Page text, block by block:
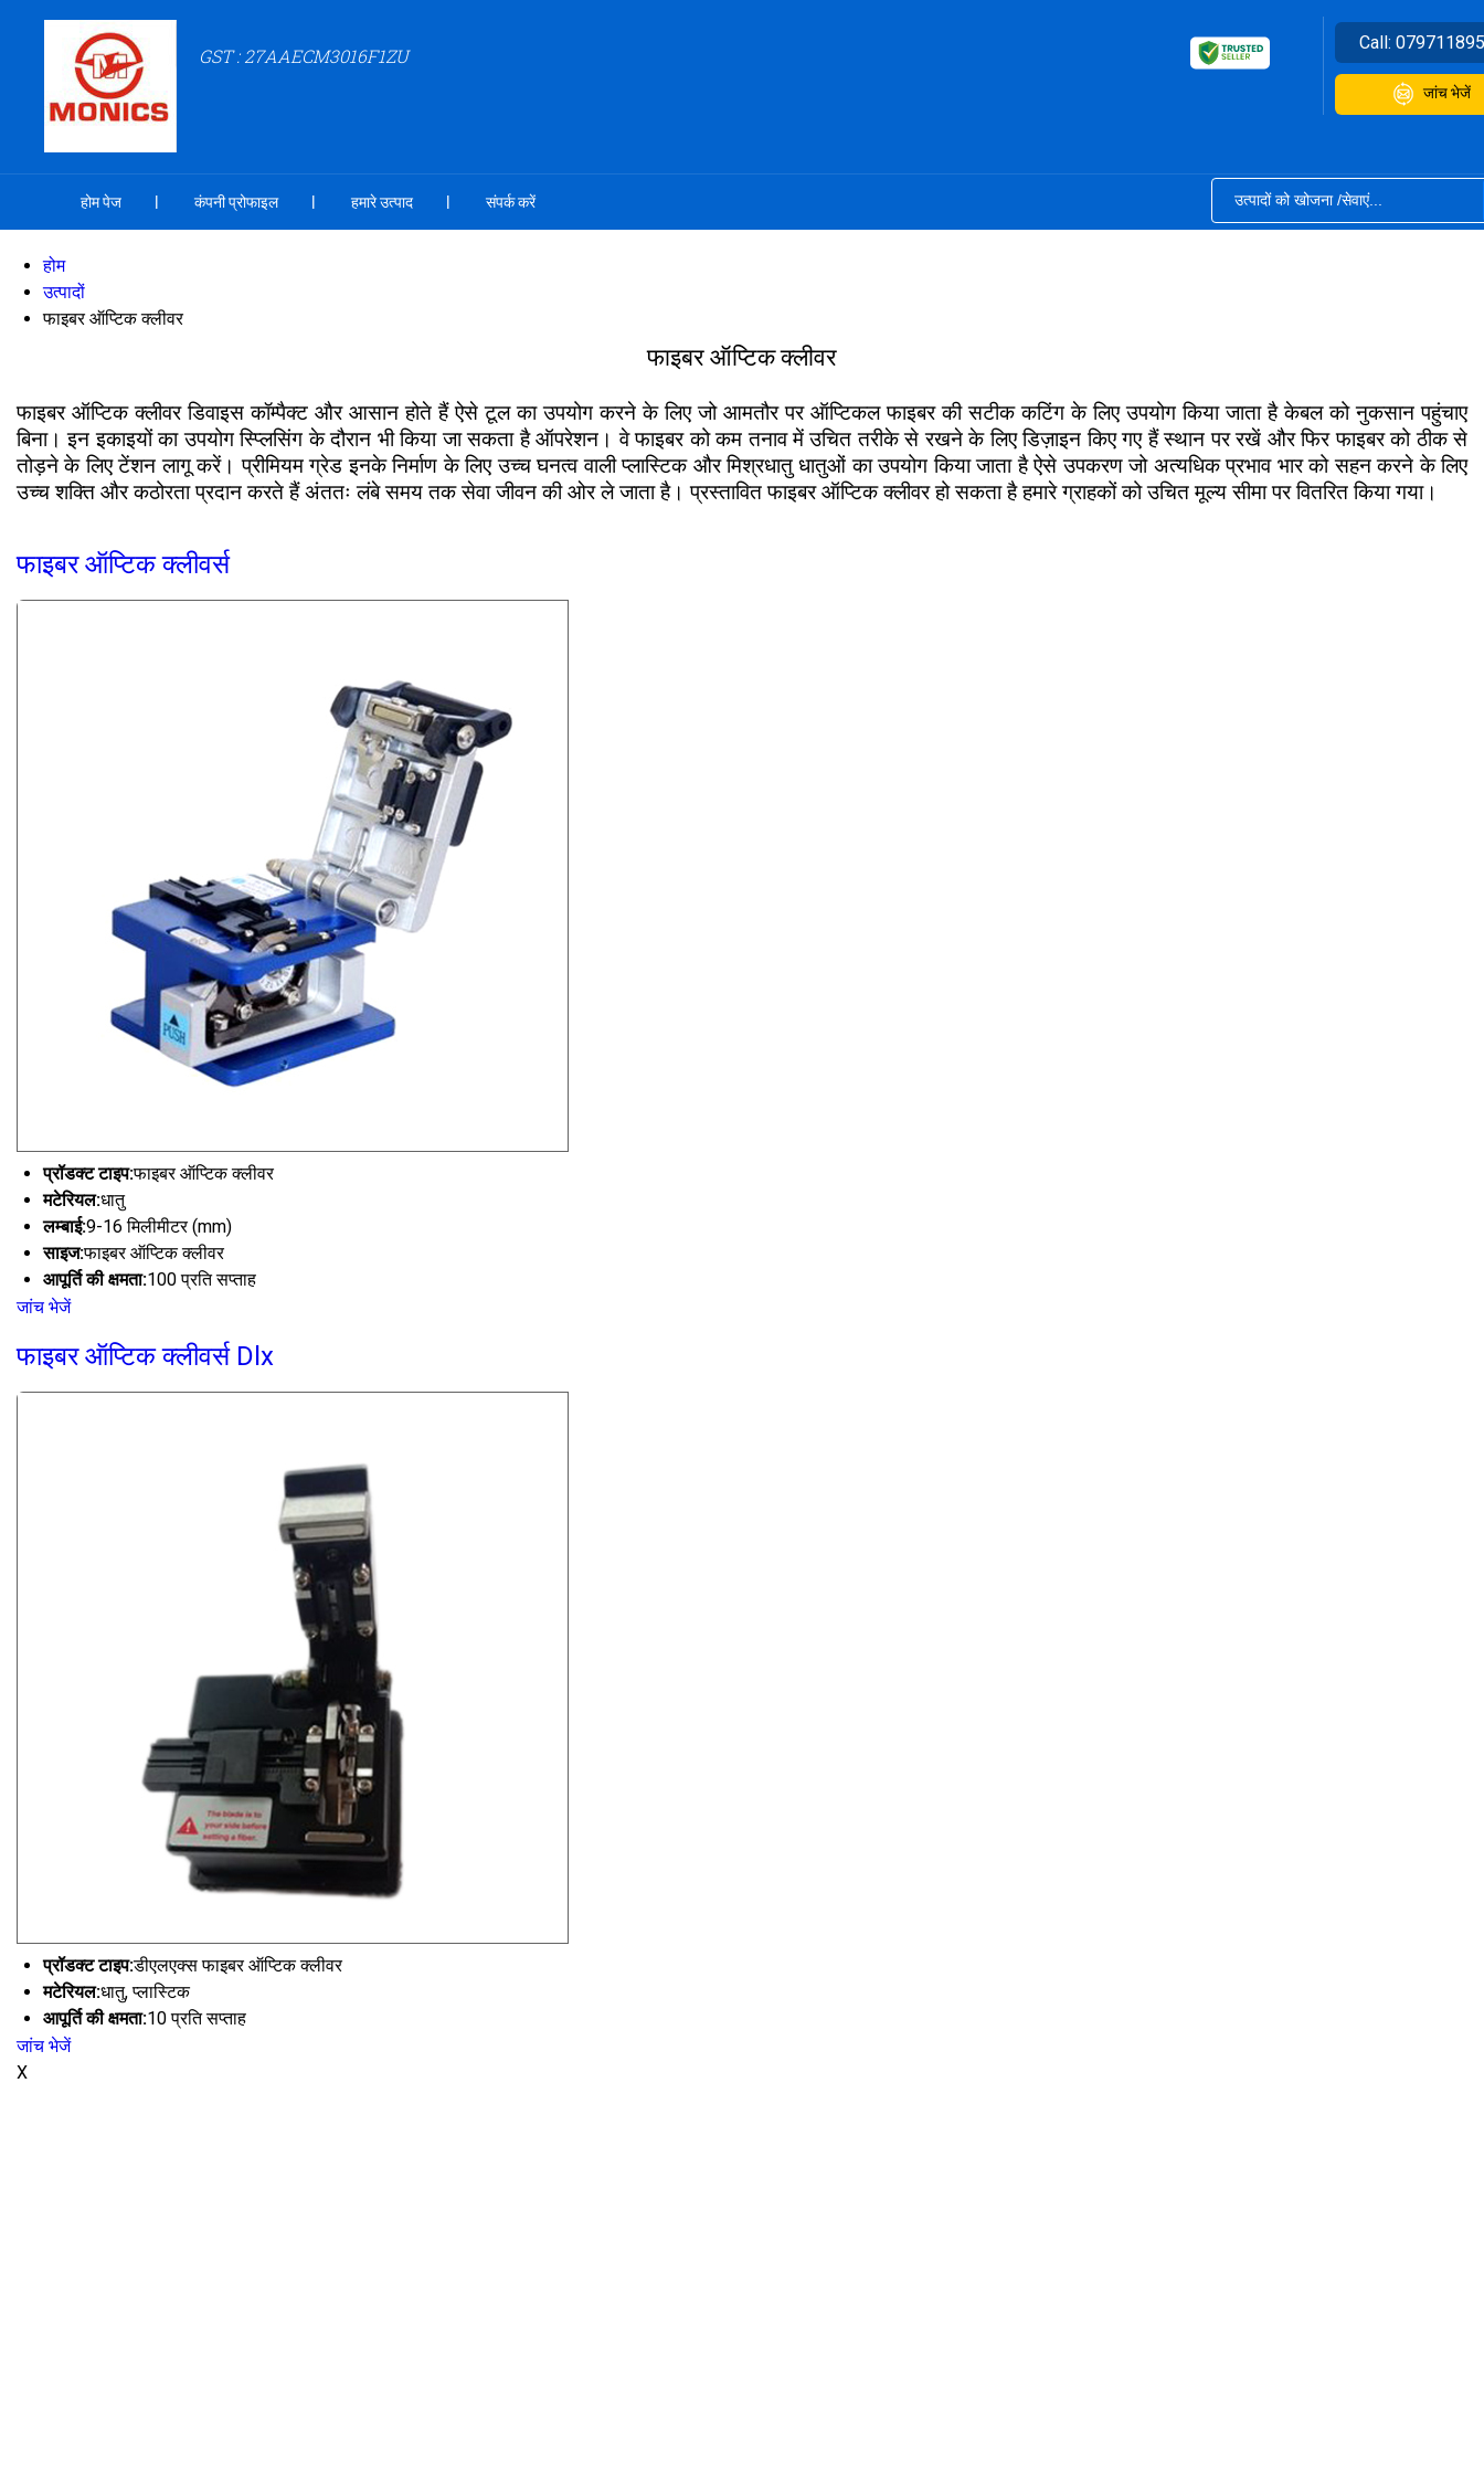
GST : 27AAECM3016F1ZU
Call:
जांच भेजें
होम पेज कंपनी प्रोफाइल हमारे उत्पाद संपर्क करें
होम
उत्पादों
फाइबर ऑप्टिक क्लीवर
फाइबर ऑप्टिक क्लीवर
फाइबर ऑप्टिक क्लीवर डिवाइस कॉम्पैक्ट और आसान होते हैं ऐसे टूल का उपयोग करने के लिए जो आमतौर पर ऑप्टिकल फाइबर की सटीक कटिंग के लिए उपयोग किया जाता है केबल को नुकसान पहुंचाए
बिना। इन इकाइयों का उपयोग स्प्लिसिंग के दौरान भी किया जा सकता है ऑपरेशन। वे फाइबर को कम तनाव में उचित तरीके से रखने के लिए डिज़ाइन किए गए हैं स्थान पर रखें और फिर फाइबर को ठीक से
तोड़ने के लिए टेंशन लागू करें। प्रीमियम ग्रेड इनके निर्माण के लिए उच्च घनत्व वाली प्लास्टिक और मिश्रधातु धातुओं का उपयोग किया जाता है ऐसे उपकरण जो अत्यधिक प्रभाव भार को सहन करने के लिए
उच्च शक्ति और कठोरता प्रदान करते हैं अंततः लंबे समय तक सेवा जीवन की ओर ले जाता है। प्रस्तावित फाइबर ऑप्टिक क्लीवर हो सकता है हमारे ग्राहकों को उचित मूल्य सीमा पर वितरित किया गया।
फाइबर ऑप्टिक क्लीवर्स
प्रॉडक्ट टाइप:फाइबर ऑप्टिक क्लीवर
मटेरियल:धातु
लम्बाई:9-16 मिलीमीटर (mm)
साइज:फाइबर ऑप्टिक क्लीवर
आपूर्ति की क्षमता:100 प्रति सप्ताह
जांच भेजें
फाइबर ऑप्टिक क्लीवर्स Dlx
प्रॉडक्ट टाइप:डीएलएक्स फाइबर ऑप्टिक क्लीवर
मटेरियल:धातु, प्लास्टिक
आपूर्ति की क्षमता:10 प्रति सप्ताह
जांच भेजें
X